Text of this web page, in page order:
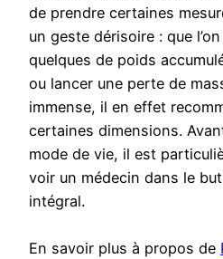
de prendre certaines
un geste dérisoire : que
quelques de poids
ou lancer une perte de
immense, il en effet
certaines dimensions.
mode de vie, il est
voir un médecin dans le
intégral.
En savoir plus à propos de